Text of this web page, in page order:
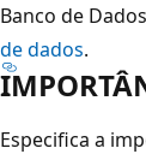
Banco de
de dados.
Especifica a